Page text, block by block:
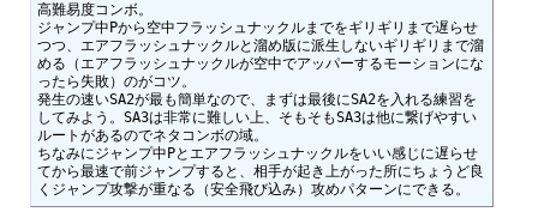
高難易度コンボ。
ジャンプ中Pから空中フラッシュナックルまでをギリギリまで遅らせ
つつ、エアフラッシュナックルと溜め版に派生しないギリギリまで溜
める（エアフラッシュナックルが空中でアッパーするモーションにな
ったら失敗）のがコツ。
発生の速いSA2が最も簡単なので、まずは最後にSA2を入れる練習を
してみよう。SA3は非常に難しい上、そもそもSA3は他に繋げやすい
ルートがあるのでネタコンボの域。
ちなみにジャンプ中Pとエアフラッシュナックルをいい感じに遅らせ
てから最速で前ジャンプすると、相手が起き上がった所にちょうど良
くジャンプ攻撃が重なる（安全飛び込み）攻めパターンにできる。